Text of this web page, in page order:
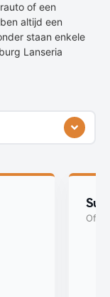
of een
altijd een
staan enkele
Lanseria
Of